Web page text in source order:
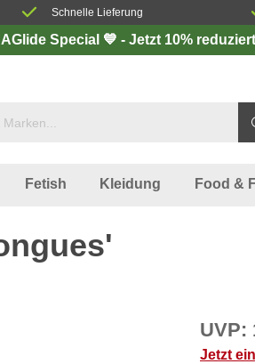
Schnelle Lieferung
Special 💙 - Jetzt 10%
Fetish Kleidung Food &
UVP:
Jetzt